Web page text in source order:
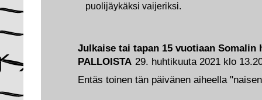
Julkaise tai tapan 15 vuotiaan Somalin
PALLOISTA 29. huhtikuuta 2021 klo
Entäs toinen tän päivänen aiheella
puolijäykäksi vaijeriksi.